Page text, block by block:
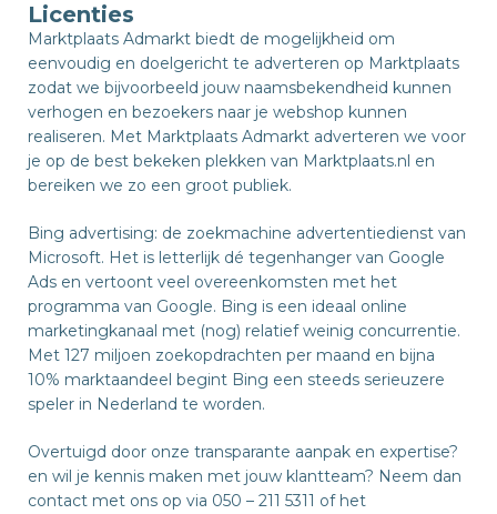
Licenties
Marktplaats Admarkt biedt de mogelijkheid om
eenvoudig en doelgericht te adverteren op Marktplaats
zodat we bijvoorbeeld jouw naamsbekendheid kunnen
verhogen en bezoekers naar je webshop kunnen
realiseren. Met Marktplaats Admarkt adverteren we voor
je op de best bekeken plekken van Marktplaats.nl en
bereiken we zo een groot publiek.
Bing advertising: de zoekmachine advertentiedienst van
Microsoft. Het is letterlijk dé tegenhanger van Google
Ads en vertoont veel overeenkomsten met het
programma van Google. Bing is een ideaal online
marketingkanaal met (nog) relatief weinig concurrentie.
Met 127 miljoen zoekopdrachten per maand en bijna
10% marktaandeel begint Bing een steeds serieuzere
speler in Nederland te worden.
Overtuigd door onze transparante aanpak en expertise?
en wil je kennis maken met jouw klantteam? Neem dan
contact met ons op via 050 – 211 5311 of het